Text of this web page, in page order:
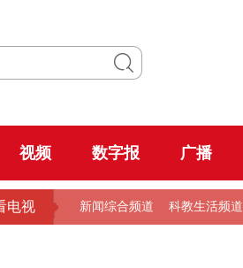
视频 数字报 广播
电视 新闻综合频道 科教生活频道